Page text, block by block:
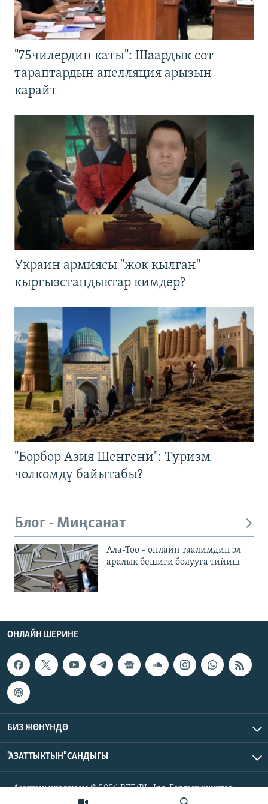
"75чилердин каты": Шаардык сот
тараптардын апелляция арызын
карайт
Украин армиясы "жок кылган"
кыргызстандыктар кимдер?
"Борбор Азия Шенгени": Туризм
чөлкөмдү байытабы?
Блог - Миңсанат
Ала-Тоо – онлайн таалимдин эл
аралык бешиги болууга тийиш
ОНЛАЙН ШЕРИНЕ
БИЗ ЖӨНҮНДӨ
"АЗАТТЫКТЫН" САНДЫГЫ
Азаттык үналгысы © 2026 RFE/RL, Inc. Бардык укуктар